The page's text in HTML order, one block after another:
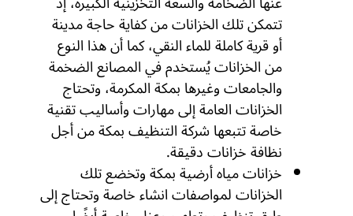
تتمكن تلك الخزانات من كفاية حاجة مدينة
أو قرية كاملة للماء النقي، كما أن هذا النوع
من الخزانات يُستخدم في المصانع الضخمة
والجامعات وغيرها بمكة المكرمة، وتحتاج
الخزانات العامة إلى مهارات وأساليب تقنية
خاصة تتبعها شركة التنظيف بمكة من أجل
نظافة خزانات دقيقة.
خزانات مياه أرضية بمكة وتخضع تلك
الخزانات لمواصفات انشاء خاصة وتحتاج إلى